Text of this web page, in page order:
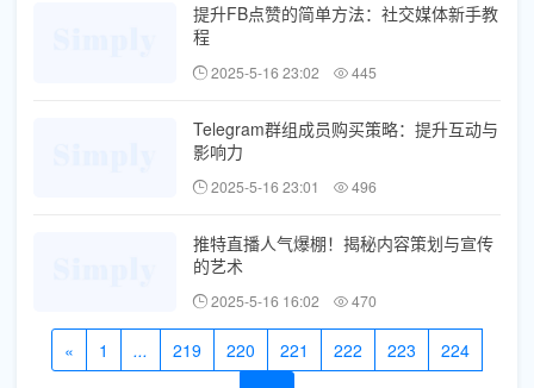
提升FB点赞的简单方法：社交媒体新手教
程
2025-5-16 23:02 445
Telegram群组成员购买策略：提升互动与
影响力
2025-5-16 23:01 496
推特直播人气爆棚！揭秘内容策划与宣传
的艺术
2025-5-16 16:02 470
« 1 ... 219 220 221 222 223
224